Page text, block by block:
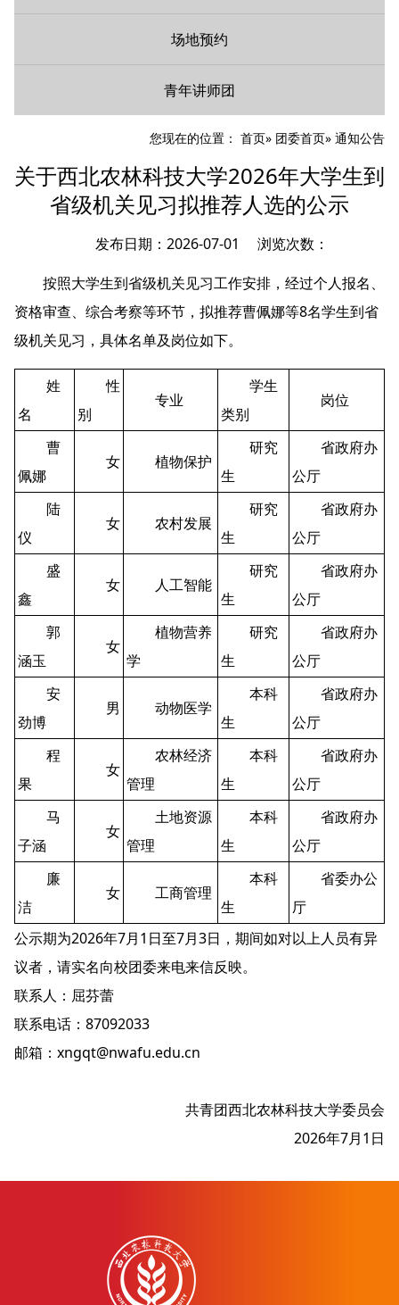
场地预约
青年讲师团
您现在的位置： 首页» 团委首页» 通知公告
关于西北农林科技大学2026年大学生到
省级机关见习拟推荐人选的公示
发布日期：2026-07-01 浏览次数：
按照大学生到省级机关见习工作安排，经过个人报名、
资格审查、综合考察等环节，拟推荐曹佩娜等8名学生到省
级机关见习，具体名单及岗位如下。
姓
名
性
别
专业
学生
类别
岗位
曹
佩娜
女 植物保护
研究
生
省政府办
公厅
陆
仪
女 农村发展
研究
生
省政府办
公厅
盛
鑫
女 人工智能
研究
生
省政府办
公厅
郭
涵玉
女
植物营养
学
研究
生
省政府办
公厅
安
劲博
男 动物医学
本科
生
省政府办
公厅
程
果
女
农林经济
管理
本科
生
省政府办
公厅
马
子涵
女
土地资源
管理
本科
生
省政府办
公厅
廉
洁
女 工商管理
本科
生
省委办公
厅
公示期为2026年7月1日至7月3日，期间如对以上人员有异
议者，请实名向校团委来电来信反映。
联系人：屈芬蕾
联系电话：87092033
邮箱：xngqt@nwafu.edu.cn
共青团西北农林科技大学委员会
2026年7月1日